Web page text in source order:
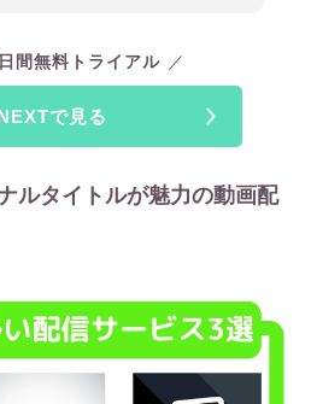
間無料トライアル
で見る
ルタイトルが魅力の動画配